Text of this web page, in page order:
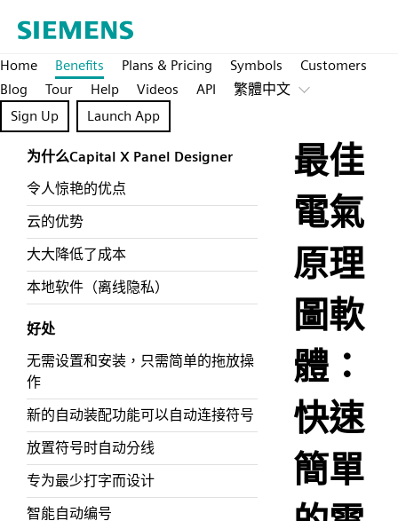
Home Benefits Plans & Pricing Symbols
Customers
Blog
Tour Help Videos API
繁體中文
Sign Up
Launch App
为什么Capital X Panel Designer
令人惊艳的优点
云的优势
大大降低了成本
本地软件（离线隐私）
好处
无需设置和安装，只需简单的拖放操
作
新的自动装配功能可以自动连接符号
放置符号时自动分线
专为最少打字而设计
智能自动编号
最佳
電氣
原理
圖軟
體：
快速
簡單